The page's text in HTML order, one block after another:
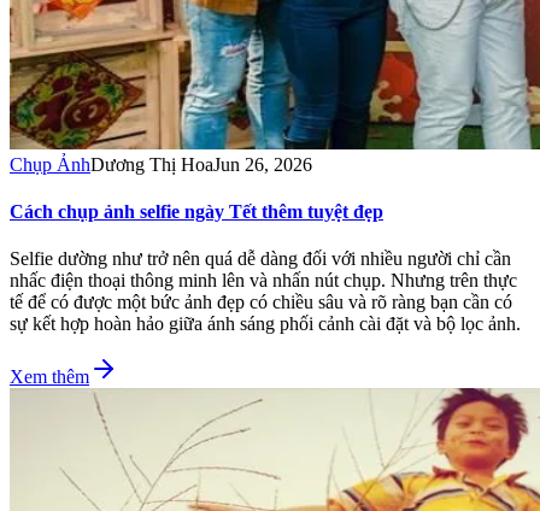
Chụp ẢnhDương Thị HoaJun 26, 2026
Cách chụp ảnh selfie ngày Tết thêm tuyệt đẹp
Selfie dường như trở nên quá dễ dàng đối với nhiều người chỉ cần
nhấc điện thoại thông minh lên và nhấn nút chụp. Nhưng trên thực
tế để có được một bức ảnh đẹp có chiều sâu và rõ ràng bạn cần có
sự kết hợp hoàn hảo giữa ánh sáng phối cảnh cài đặt và bộ lọc ảnh.
Xem thêm